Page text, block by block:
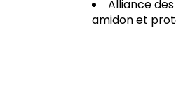
Alliance
amidon et